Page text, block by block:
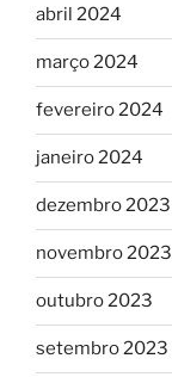
abril 2024
março 2024
fevereiro 2024
janeiro 2024
dezembro 2023
novembro 2023
outubro 2023
setembro 2023